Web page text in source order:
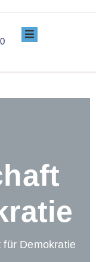
für Demokratie